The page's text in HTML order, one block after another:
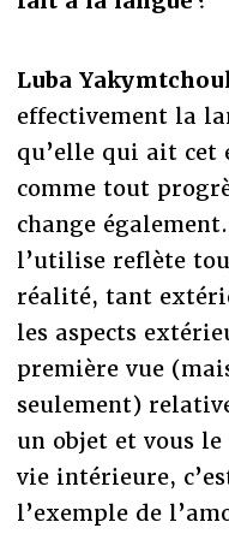
Luba
effectivement la
qu’elle qui ait cet
comme tout
change
l’utilise reflète
réalité, tant
les aspects
première vue
seulement)
un objet et vous
vie intérieure,
l’exemple de